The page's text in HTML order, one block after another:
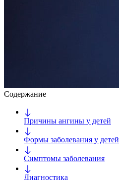
Содержание
Причины ангины у детей
Формы заболевания у детей
Симптомы заболевания
Диагностика